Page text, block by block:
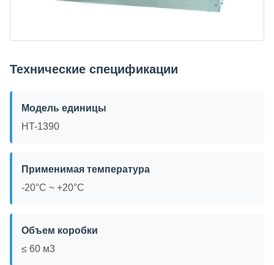
Технические спецификации
Модель единицы
HT-1390
Применимая температура
-20°C ~ +20°C
Объем коробки
≤ 60 м3